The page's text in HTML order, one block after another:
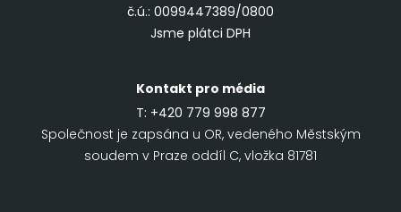
č.ú.: 0099447389/0800
Jsme plátci DPH
Kontakt pro média
T: +420 779 998 877
Společnost je zapsána u OR, vedeného Městským
soudem v Praze oddíl C, vložka 81781